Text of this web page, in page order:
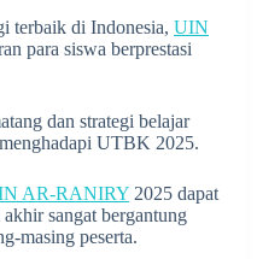
terbaik di Indonesia, UIN
para siswa berprestasi
dan strategi belajar
UTBK 2025.
AR-RANIRY 2025 dapat
sangat bergantung
masing peserta.